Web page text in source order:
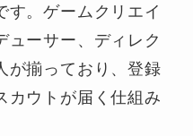
す。ゲームクリエイ
ューサー、ディレク
が揃っており、登録
カウトが届く仕組み